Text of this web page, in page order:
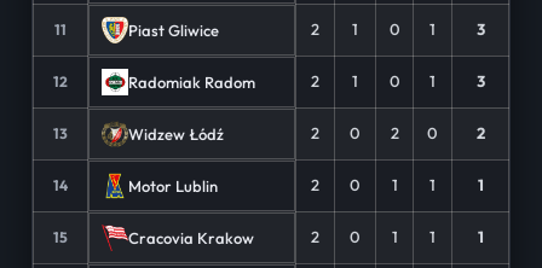
11 Piast Gliwice 2 1 0 1 3
12 Radomiak Radom 2 1 0 1 3
13 Widzew Łódź 2 0 2 0 2
14 Motor Lublin 2 0 1 1 1
15 Cracovia Krakow 2 0 1 1 1